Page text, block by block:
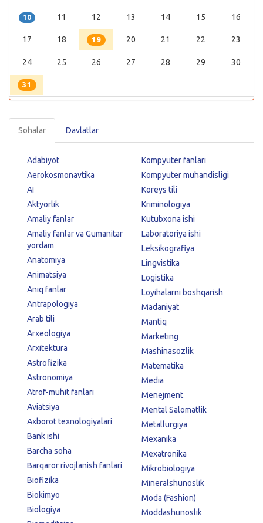
10 11 12 13 14 15 16
17 18 19 20 21 22 23
24 25 26 27 28 29 30
31
Sohalar Davlatlar
Adabiyot
Aerokosmonavtika
AI
Aktyorlik
Amaliy fanlar
Amaliy fanlar va Gumanitar
yordam
Anatomiya
Animatsiya
Aniq fanlar
Antrapologiya
Arab tili
Arxeologiya
Arxitektura
Astrofizika
Astronomiya
Atrof-muhit fanlari
Aviatsiya
Axborot texnologiyalari
Bank ishi
Barcha soha
Barqaror rivojlanish fanlari
Biofizika
Biokimyo
Biologiya
Kompyuter fanlari
Kompyuter muhandisligi
Koreys tili
Kriminologiya
Kutubxona ishi
Laboratoriya ishi
Leksikografiya
Lingvistika
Logistika
Loyihalarni boshqarish
Madaniyat
Mantiq
Marketing
Mashinasozlik
Matematika
Media
Menejment
Mental Salomatlik
Metallurgiya
Mexanika
Mexatronika
Mikrobiologiya
Mineralshunoslik
Moda (Fashion)
Moddashunoslik